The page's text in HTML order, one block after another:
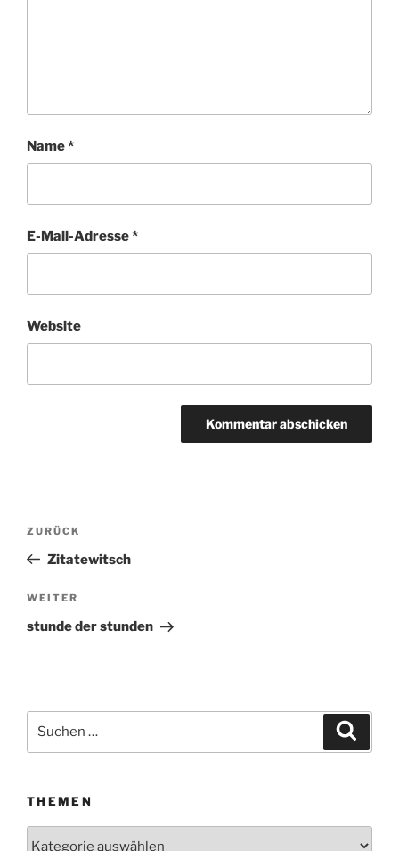
Name*
E-Mail-Adresse*
Website
Beitragsnavigation
Vorheriger
Beitrag
ZURÜCK
Zitatewitsch
Nächster
Beitrag
WEITER
stunde der stunden
Suchen
THEMEN